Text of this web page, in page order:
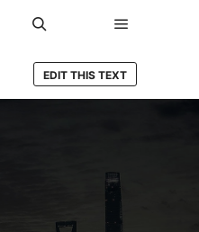
EDIT THIS TEXT